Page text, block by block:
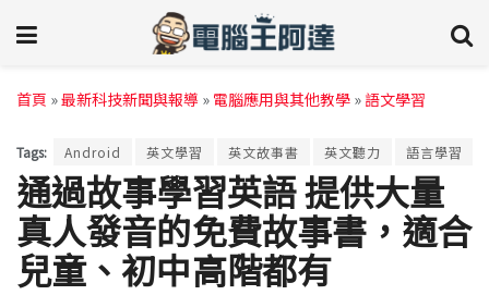
首頁 »最新科技新聞與報導 » 電腦應用與其他教學 » 語文學習
Tags: Android 英文學習 英文故事書 英文聽力 語言學習
通過故事學習英語 提供大量
真人發音的免費故事書，適合
兒童、初中高階都有